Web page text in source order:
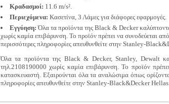
Κραδασμοί: 11.6 m/s².
Περιεχόμενα: Κασετίνα, 3 Λάμες για διάφορες εφαρμογές.
Εγγύηση: Όλα τα προϊόντα της Black & Decker
χωρίς καμία επιβάρυνση. Το προϊόν πρέπει να συνοδεύεται
περισσότερες πληροφορίες απευθυνθείτε στην Stanley-
Όλα τα προϊόντα της Black & Decker, Stanley, Dewalt
τηλ.2108190000 χωρίς καμία επιβάρυνση. Το προϊόν
κατασκευαστή. Εξαιρούνται όλα τα αναλώσιμα όπως
πληροφορίες απευθυνθείτε στην Stanley-Black&Decker